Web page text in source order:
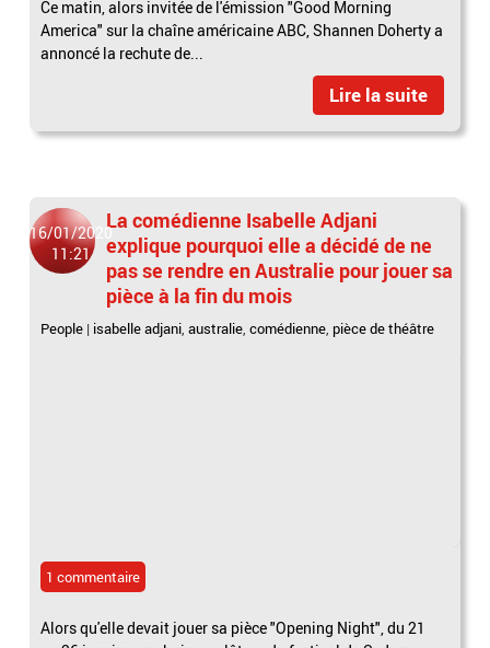
Ce matin, alors invitée de l'émission "Good Morning
America" sur la chaîne américaine ABC, Shannen Doherty a
annoncé la rechute de...
Lire la suite
16/01/2020
11:21
La comédienne Isabelle Adjani
explique pourquoi elle a décidé de ne
pas se rendre en Australie pour jouer sa
pièce à la fin du mois
People | isabelle adjani,australie,comédienne, pièce de théâtre
1 commentaire
Alors qu'elle devait jouer sa pièce "Opening Night", du 21